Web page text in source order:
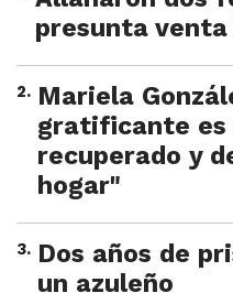
presunta
2. Mariela
gratificante es
recuperado y
hogar"
3. Dos años de
un azuleño